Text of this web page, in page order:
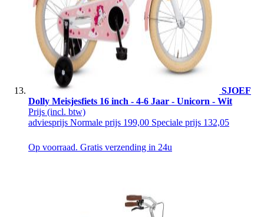
SJOEF
Dolly Meisjesfiets 16 inch - 4-6 Jaar - Unicorn - Wit
Prijs (incl. btw)
adviesprijs Normale prijs 199,00 Speciale prijs 132,05
Op voorraad. Gratis verzending in 24u